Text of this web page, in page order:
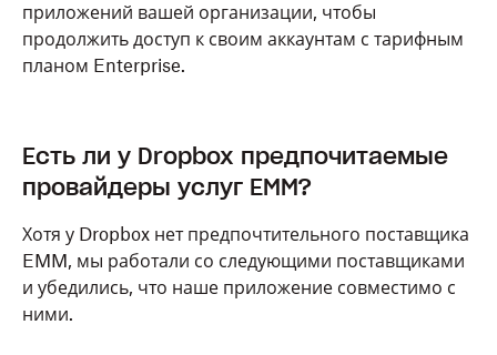
приложений вашей организации, чтобы
продолжить доступ к своим аккаунтам с тарифным
планом Enterprise.
Есть ли у Dropbox предпочитаемые
провайдеры услуг ЕММ?
Хотя у Dropbox нет предпочтительного поставщика
EMM, мы работали со следующими поставщиками
и убедились, что наше приложение совместимо с
ними.